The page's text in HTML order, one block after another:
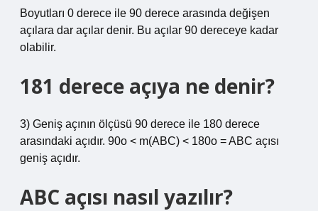
Boyutları 0 derece ile 90 derece arasında değişen
açılara dar açılar denir. Bu açılar 90 dereceye kadar
olabilir.
181 derece açıya ne denir?
3) Geniş açının ölçüsü 90 derece ile 180 derece
arasındaki açıdır. 90o < m(ABC) < 180o = ABC açısı
geniş açıdır.
ABC açısı nasıl yazılır?